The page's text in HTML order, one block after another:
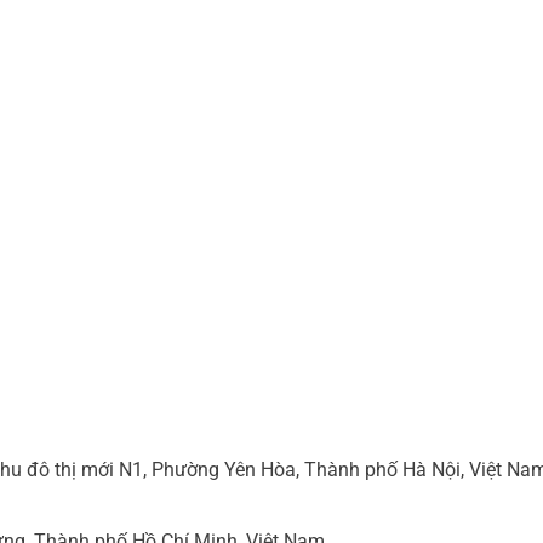
đô thị mới N1, Phường Yên Hòa, Thành phố Hà Nội, Việt